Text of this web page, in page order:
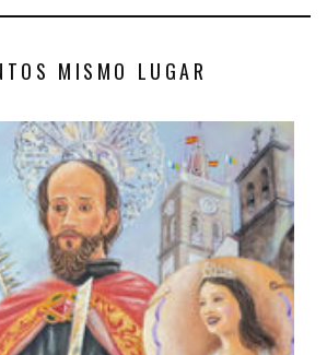
MISMO LUGAR